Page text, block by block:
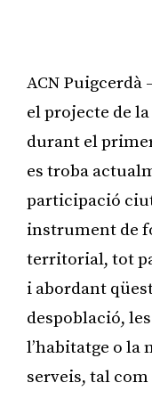
ACN Puigcerdà
el projecte de
durant el
es troba
participació
instrument de
territorial, tot
i abordant
despoblació,
l’habitatge o la
serveis, tal